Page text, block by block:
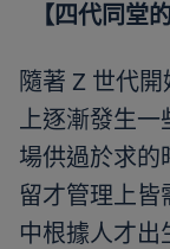
【四代同堂
隨著 Z 世代
上逐漸發生一
場供過於求的
留才管理上皆
中根據人才出